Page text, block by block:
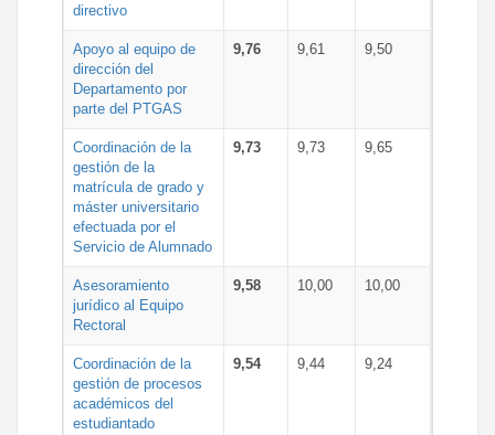
directivo
Apoyo al equipo de
dirección del
Departamento por
parte del PTGAS
9,76 9,61 9,50
Coordinación de la
gestión de la
matrícula de grado y
máster universitario
efectuada por el
Servicio de Alumnado
9,73 9,73 9,65
Asesoramiento
jurídico al Equipo
Rectoral
9,58 10,00 10,00
Coordinación de la
gestión de procesos
académicos del
estudiantado
9,54 9,44 9,24